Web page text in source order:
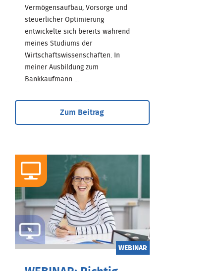
Vermögensaufbau, Vorsorge und
steuerlicher Optimierung
entwickelte sich bereits während
meines Studiums der
Wirtschaftswissenschaften. In
meiner Ausbildung zum
Bankkaufmann ...
Zum Beitrag
WEBINAR
WEBINAR: Richtig